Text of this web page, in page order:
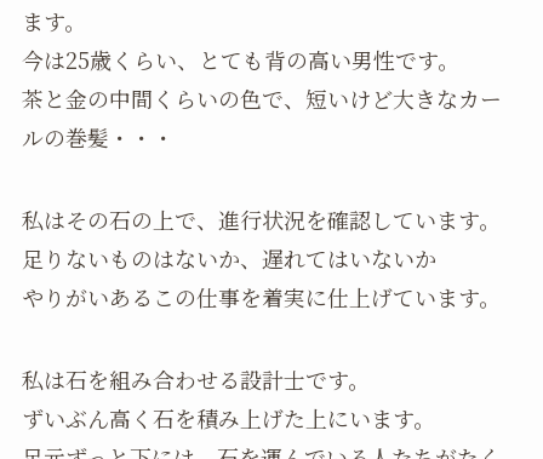
ます。
今は25歳くらい、とても背の高い男性です。
茶と金の中間くらいの色で、短いけど大きなカー
ルの巻髪・・・
私はその石の上で、進行状況を確認しています。
足りないものはないか、遅れてはいないか
やりがいあるこの仕事を着実に仕上げています。
私は石を組み合わせる設計士です。
ずいぶん高く石を積み上げた上にいます。